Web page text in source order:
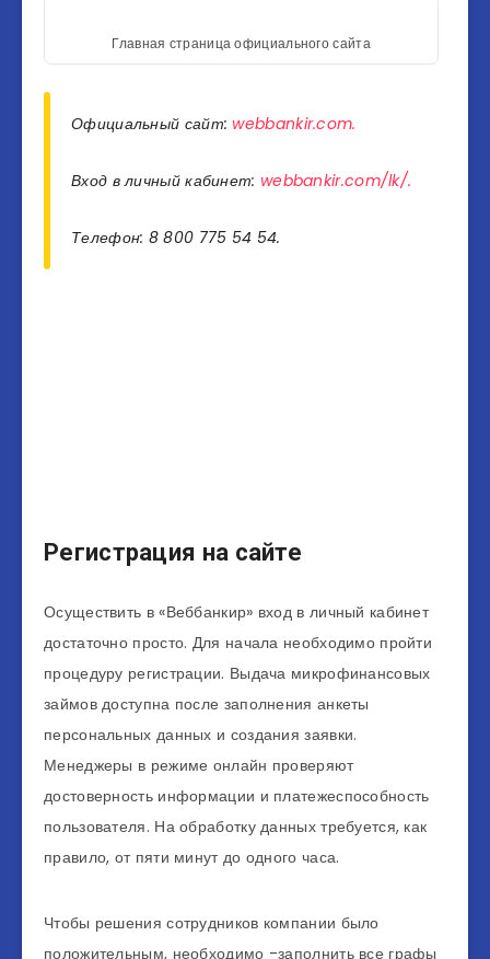
Главная страница официального сайта
Официальный сайт:webbankir.com.
Вход в личный кабинет: webbankir.com/lk/.
Телефон: 8 800 775 54 54.
Регистрация на сайте
Осуществить в «Веббанкир» вход в личный кабинет
достаточно просто. Для начала необходимо пройти
процедуру регистрации. Выдача микрофинансовых
займов доступна после заполнения анкеты
персональных данных и создания заявки.
Менеджеры в режиме онлайн проверяют
достоверность информации и платежеспособность
пользователя. На обработку данных требуется, как
правило, от пяти минут до одного часа.
Чтобы решения сотрудников компании было
положительным, необходимо -заполнить все графы